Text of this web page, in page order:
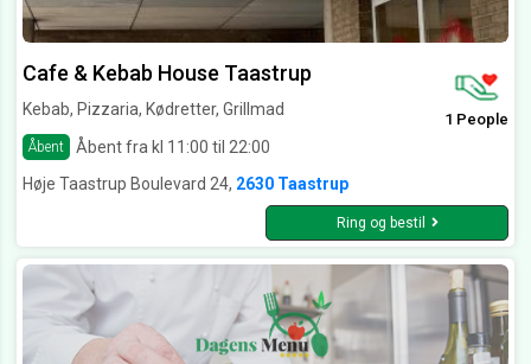
Cafe & Kebab House Taastrup
Kebab, Pizzaria, Kødretter, Grillmad
Åbent Åbent fra kl 11:00 til 22:00
1 People
Høje Taastrup Boulevard 24, 2630 Taastrup
Ring og bestil